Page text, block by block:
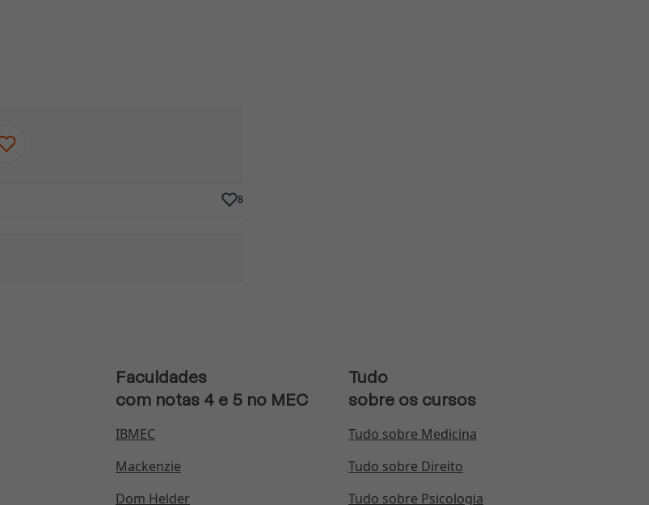
8
Faculdades
com notas 4 e 5 no MEC
IBMEC
Mackenzie
Dom Helder
Tudo
sobre os cursos
Tudo sobre Medicina
Tudo sobre Direito
Tudo sobre Psicologia